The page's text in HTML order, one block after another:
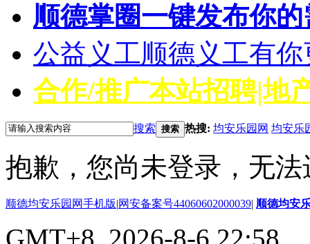
顺德掌圈一键发布你
公益义工顺德义工有
合作/推广本站招聘|地
搜索 搜索 热搜: 均安乐园网 均安乐
抱歉，您尚未登录，无
顺德均安乐园网手机版|网安备案号44060602000039| 顺德均安
GMT+8, 2026-8-6 22:58